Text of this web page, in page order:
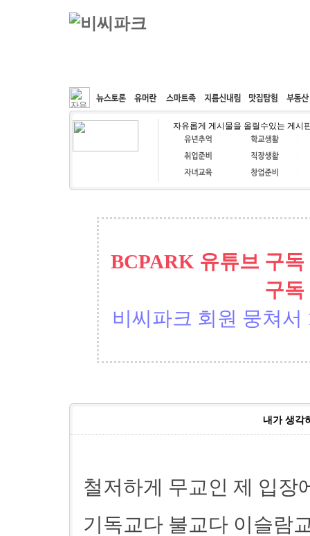
커뮤니티 속도패치 웹호스팅 공동구매
자유롭게 게시물을 올릴수있는 게시
BCPARK 유튜브 구
구독
비씨파크 회원 뭉쳐서
내가 생각
철저하게 무교인 제 입장
기독교다 불교다 이슬람